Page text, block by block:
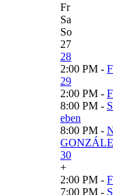
Fr
Sa
So
27
28
2:00 PM -
29
2:00 PM -
8:00 PM -
eben
8:00 PM -
30
+
2:00 PM -
7:00 PM -